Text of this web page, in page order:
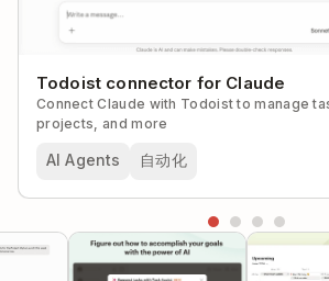
Todoist connector for Claude
Connect Claude with Todoist to manage
projects, and more
AI Agents 自动化